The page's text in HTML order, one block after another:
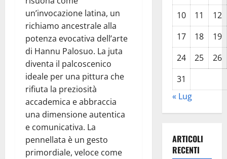
un’invocazione latina, un
richiamo ancestrale alla
potenza evocativa dell’arte
di Hannu Palosuo. La juta
diventa il palcoscenico
ideale per una pittura che
rifiuta la preziosità
accademica e abbraccia
una dimensione autentica
e comunicativa. La
pennellata è un gesto
primordiale, veloce come
10 11
12
17
18
19
24
25
26
31
« Lug
ARTICOLI
RECENTI